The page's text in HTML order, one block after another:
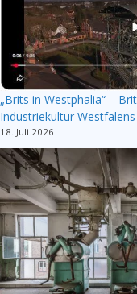
„Brits in Westphalia“ –
Industriekultur Westfalens
18. Juli 2026